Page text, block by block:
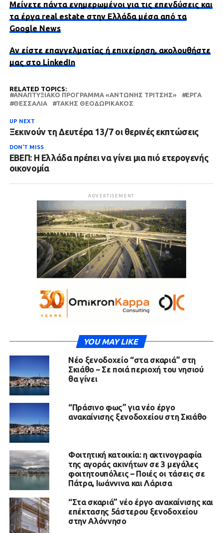
Μείνετε πάντα ενημερωμένοι για τις επενδύσεις και
τα έργα real estate στην Ελλάδα μέσα από τα
Google News
Αν είστε επαγγελματίας ή επιχείρηση, ακολουθήστε
μας στο LinkedIn
RELATED TOPICS:
ΑΝΑΠΤΥΞΙΑΚΌ ΠΡΌΓΡΑΜΜΑ «ΑΝΤΏΝΗΣ ΤΡΊΤΣΗΣ»
ΈΡΓΑ
ΘΕΣΣΑΛΙΑ
ΤΆΚΗΣ ΘΕΟΔΩΡΙΚΆΚΟΣ
UP NEXT
Ξεκινούν τη Δευτέρα 13/7 οι θερινές εκπτώσεις
DON'T MISS
ΕΒΕΠ: Η Ελλάδα πρέπει να γίνει μια πιό ετερογενής
οικονομία
ADVERTISEMENT
YOU MAY LIKE
Νέο ξενοδοχείο “στα σκαριά” στη
Σκιάθο – Σε ποιά περιοχή του νησιού
θα γίνει
“Πράσινο φως” για νέο έργο
ανακαίνισης ξενοδοχείου στη Σκιάθο
Φοιτητική κατοικία: η ακτινογραφία
της αγοράς ακινήτων σε 3 μεγάλες
φοιτητουπόλεις – Ποιές οι τάσεις σε
Πάτρα, Ιωάννινα και Λάρισα
“Στα σκαριά” νέο έργο ανακαίνισης και
επέκτασης 5άστερου ξενοδοχείου
στην Αλόννησο